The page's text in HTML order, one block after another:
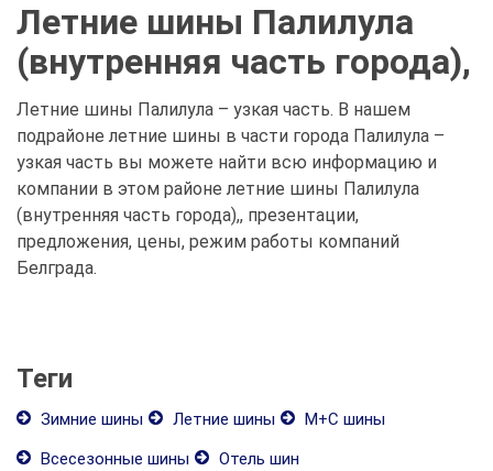
Летние шины Палилула
(внутренняя часть города),
Летние шины Палилула – узкая часть. В нашем
подрайоне летние шины в части города Палилула –
узкая часть вы можете найти всю информацию и
компании в этом районе летние шины Палилула
(внутренняя часть города),, презентации,
предложения, цены, режим работы компаний
Белграда.
Теги
Зимние шины Летние шины
М+С шины
Всесезонные шины
Отель шин